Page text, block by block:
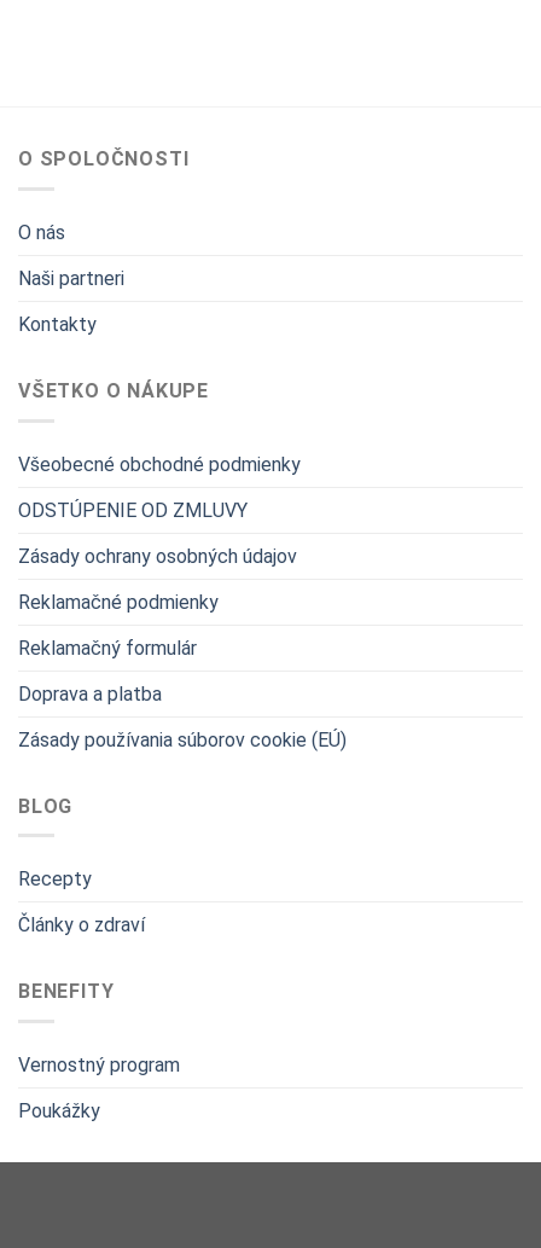
O SPOLOČNOSTI
O nás
Naši partneri
Kontakty
VŠETKO O NÁKUPE
Všeobecné obchodné podmienky
ODSTÚPENIE OD ZMLUVY
Zásady ochrany osobných údajov
Reklamačné podmienky
Reklamačný formulár
Doprava a platba
Zásady používania súborov cookie (EÚ)
BLOG
Recepty
Články o zdraví
BENEFITY
Vernostný program
Poukážky